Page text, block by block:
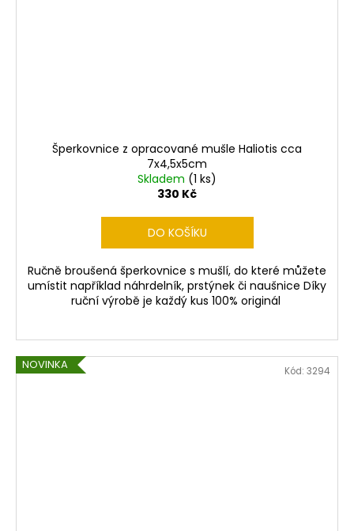
Šperkovnice z opracované mušle Haliotis cca
7x4,5x5cm
Skladem (1 ks)
330 Kč
DO KOŠÍKU
Ručně broušená šperkovnice s mušlí, do které můžete
umístit například náhrdelník, prstýnek či naušnice Díky
ruční výrobě je každý kus 100% originál
NOVINKA Kód: 3294